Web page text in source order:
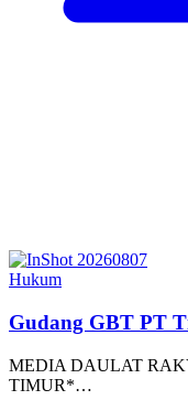
Hukum
Gudang GBT PT
MEDIA DAULAT
TIMUR*…